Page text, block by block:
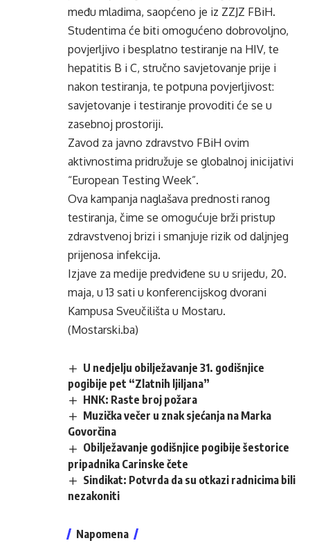
među mladima, saopćeno je iz ZZJZ FBiH.
Studentima će biti omogućeno dobrovoljno,
povjerljivo i besplatno testiranje na HIV, te
hepatitis B i C, stručno savjetovanje prije i
nakon testiranja, te potpuna povjerljivost:
savjetovanje i testiranje provoditi će se u
zasebnoj prostoriji.
Zavod za javno zdravstvo FBiH ovim
aktivnostima pridružuje se globalnoj inicijativi
“European Testing Week”.
Ova kampanja naglašava prednosti ranog
testiranja, čime se omogućuje brži pristup
zdravstvenoj brizi i smanjuje rizik od daljnjeg
prijenosa infekcija.
Izjave za medije predviđene su u srijedu, 20.
maja, u 13 sati u konferencijskog dvorani
Kampusa Sveučilišta u Mostaru.
(Mostarski.ba)
U nedjelju obilježavanje 31. godišnjice
pogibije pet “Zlatnih ljiljana”
HNK: Raste broj požara
Muzička večer u znak sjećanja na Marka
Govorčina
Obilježavanje godišnjice pogibije šestorice
pripadnika Carinske čete
Sindikat: Potvrda da su otkazi radnicima bili
nezakoniti
Napomena